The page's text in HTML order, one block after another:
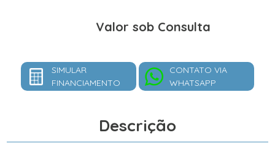
Valor sob Consulta
SIMULAR
FINANCIAMENTO
CONTATO VIA
WHATSAPP
Descrição